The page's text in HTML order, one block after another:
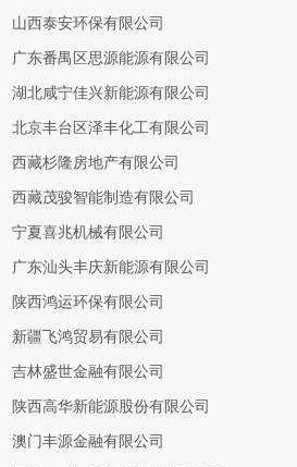
山西泰安环保有限公司
广东番禺区思源能源有限公司
湖北咸宁佳兴新能源有限公司
北京丰台区泽丰化工有限公司
西藏杉隆房地产有限公司
西藏茂骏智能制造有限公司
宁夏喜兆机械有限公司
广东汕头丰庆新能源有限公司
陕西鸿运环保有限公司
新疆飞鸿贸易有限公司
吉林盛世金融有限公司
陕西高华新能源股份有限公司
澳门丰源金融有限公司